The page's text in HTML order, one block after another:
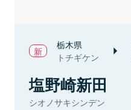
栃木県
トチギケン
塩野崎新田
シオノサキシンデン